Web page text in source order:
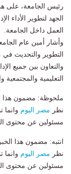
رئيس الجامعة، على
الجهد لتطوير الأداء
العمل داخل الجامعة.
وأشار أمين عام
التطوير والتحديث
والتعاون بين جميع
التعليمية والمجتمعية
ملحوظة: مضمون هذا
نظر مصر اليوم وانما
مسئولين عن محتوى
انتبه: مضمون هذا
نظر مصر اليوم وانما
مسئولين عن محتوى